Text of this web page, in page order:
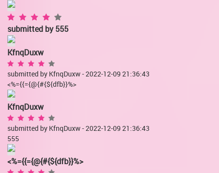
submitted by555
KfnqDuxw
submitted by KfnqDuxw - 2022-12-09 21:36:43
<%={{={@{#{${dfb}}%>
KfnqDuxw
submitted by KfnqDuxw - 2022-12-09 21:36:43
555
<%={{={@{#{${dfb}}%>